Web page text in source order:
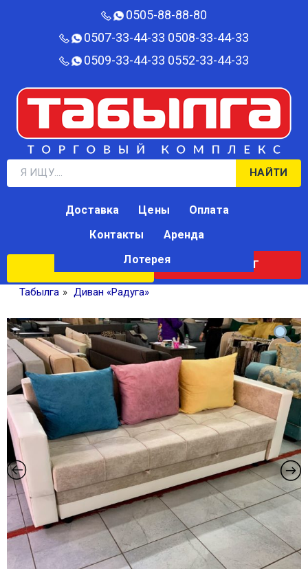
0505-88-88-80‬
0507-33-44-33 0508-33-44-33
0509-33-44-33 0552-33-44-33
НАЙТИ
КАТАЛОГ
Доставка Цены
Оплата
Контакты
Аренда
Лотерея
Табылга » Диван «Радуга»